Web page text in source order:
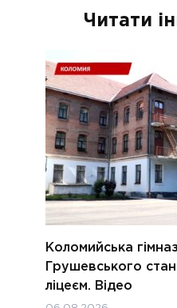
Читати
Коломийська
Грушевського
ліцеєм. Відео